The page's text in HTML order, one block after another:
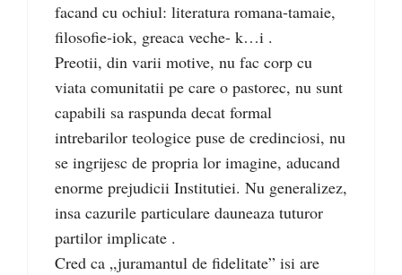
facand cu ochiul: literatura romana-tamaie,
filosofie-iok, greaca veche- k…i .
Preotii, din varii motive, nu fac corp cu
viata comunitatii pe care o pastorec, nu sunt
capabili sa raspunda decat formal
intrebarilor teologice puse de credinciosi, nu
se ingrijesc de propria lor imagine, aducand
enorme prejudicii Institutiei. Nu generalizez,
insa cazurile particulare dauneaza tuturor
partilor implicate .
Cred ca „juramantul de fidelitate” isi are